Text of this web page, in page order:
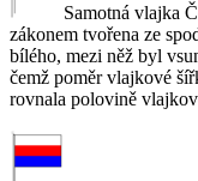
Samotná vlajka
zákonem tvořena ze
bílého, mezi něž byl
čemž poměr vlajkové
rovnala polovině